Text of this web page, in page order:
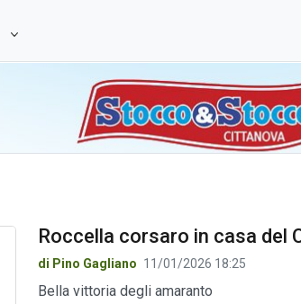
Roccella corsaro in casa del
di Pino Gagliano 11/01/2026 18:25
Bella vittoria degli amaranto